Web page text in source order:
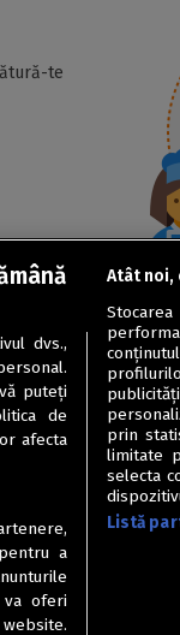
te
dvs.,
puteți
de
afecta
a
oferi
Atât noi,
prin
limitate
selecta
Listă